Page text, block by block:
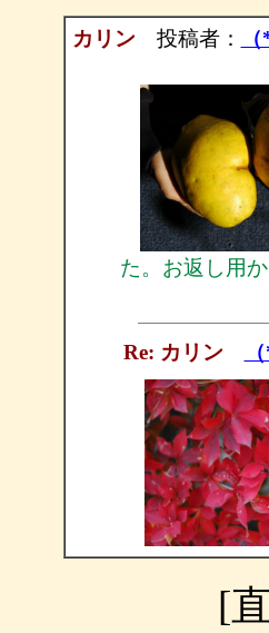
カリン 投稿者：
た。お返し用か
Re: カリン
[